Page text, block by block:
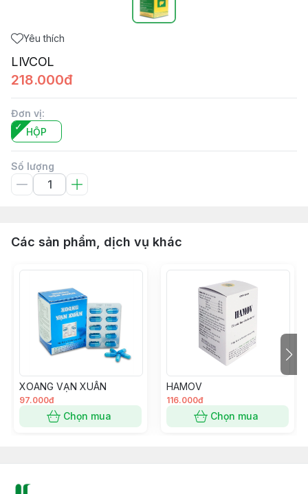
Yêu thích
LIVCOL
218.000đ
Đơn vị:
HỘP
Số lượng
Các sản phẩm, dịch vụ khác
XOANG VẠN XUÂN
97.000đ
Chọn mua
HAMOV
116.000đ
Chọn mua